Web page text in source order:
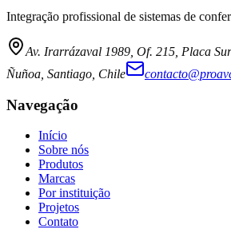
Integração profissional de sistemas de
Av. Irarrázaval 1989, Of. 215, Placa Sur
Ñuñoa, Santiago, Chile
Navegação
Início
Sobre nós
Produtos
Marcas
Por instituição
Projetos
Contato